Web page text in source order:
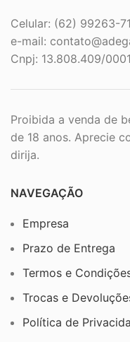
Celular: (62) 99263-
e-mail:
Cnpj: 13.808.409/
Proibida a venda de
de 18 anos. Aprecie
dirija.
NAVEGAÇÃO
Empresa
Prazo de Entrega
Termos e
Trocas e
Política de